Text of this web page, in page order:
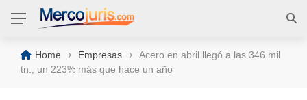
Home › Empresas ›
Acero en abril llegó a las 346 mil
tn., un 223% más que hace un año